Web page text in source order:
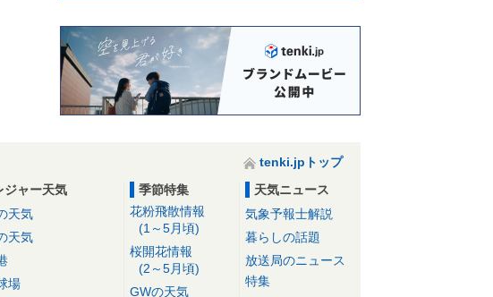
tenki.jpトップ
ジャー天気
天気
天気
場
季節特集
花粉飛散情報
(1～5月頃)
桜開花情報
(2～5月頃)
GWの天気
天気ニュース
気象予報士解説
暮らしの話題
放送局のニュース
特集